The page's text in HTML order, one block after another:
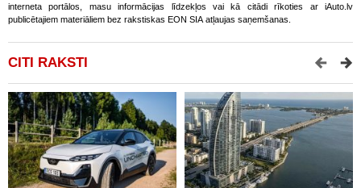
interneta portālos, masu informācijas līdzekļos vai kā citādi rīkoties ar iAuto.lv
publicētajiem materiāliem bez rakstiskas EON SIA atļaujas saņemšanas.
CITI RAKSTI